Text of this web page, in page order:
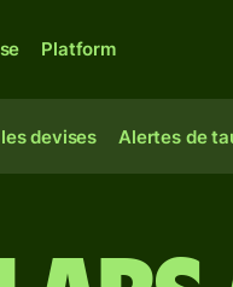
Platform
devises Alertes de